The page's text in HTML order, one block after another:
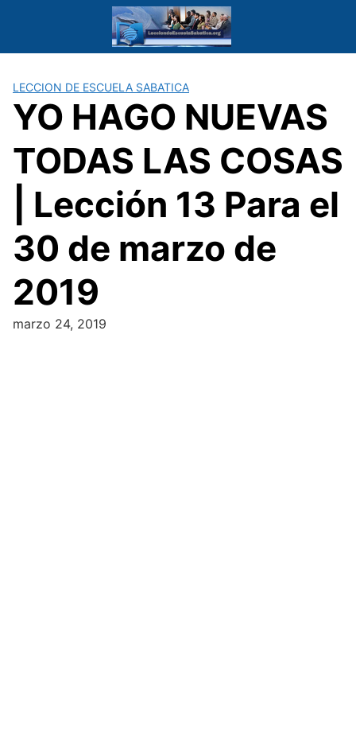
LECCION DE ESCUELA SABATICA
YO HAGO NUEVAS
TODAS LAS COSAS
| Lección 13 Para el
30 de marzo de
2019
marzo 24, 2019